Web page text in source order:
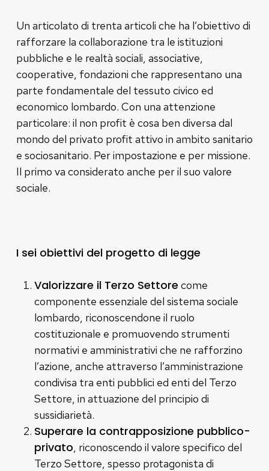
Un articolato di trenta articoli che ha l’obiettivo di
rafforzare la collaborazione tra le istituzioni
pubbliche e le realtà sociali, associative,
cooperative, fondazioni che rappresentano una
parte fondamentale del tessuto civico ed
economico lombardo. Con una attenzione
particolare: il non profit è cosa ben diversa dal
mondo del privato profit attivo in ambito sanitario
e sociosanitario. Per impostazione e per missione.
Il primo va considerato anche per il suo valore
sociale.
I sei obiettivi del progetto di legge
Valorizzare il Terzo Settore come
componente essenziale del sistema sociale
lombardo, riconoscendone il ruolo
costituzionale e promuovendo strumenti
normativi e amministrativi che ne rafforzino
l’azione, anche attraverso l’amministrazione
condivisa tra enti pubblici ed enti del Terzo
Settore, in attuazione del principio di
sussidiarietà.
Superare la contrapposizione pubblico-
privato, riconoscendo il valore specifico del
Terzo Settore, spesso protagonista di